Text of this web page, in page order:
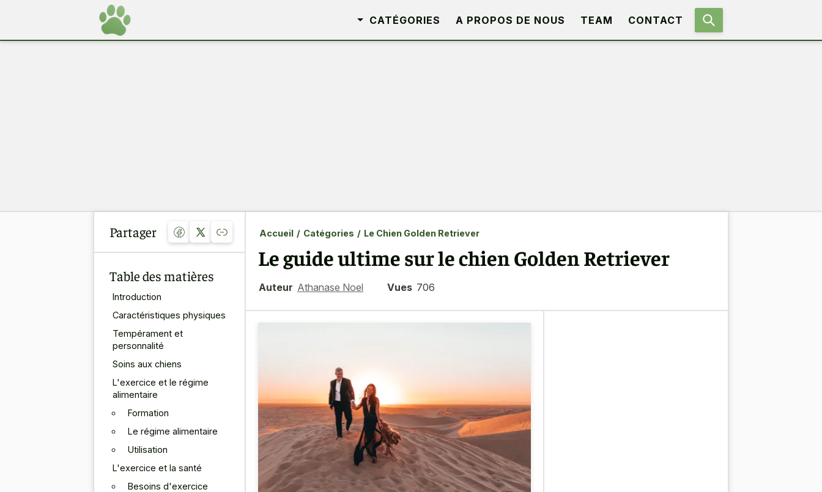
CATÉGORIES A PROPOS DE NOUS TEAM CONTACT
Partager
Table des matières
Introduction
Caractéristiques physiques
Tempérament et
personnalité
Soins aux chiens
L'exercice et le régime
alimentaire
Formation
Le régime alimentaire
Utilisation
L'exercice et la santé
Besoins d'exercice
Accueil / Catégories / Le Chien Golden Retriever
Le guide ultime sur le chien Golden Retriever
Auteur Athanase Noel Vues 706